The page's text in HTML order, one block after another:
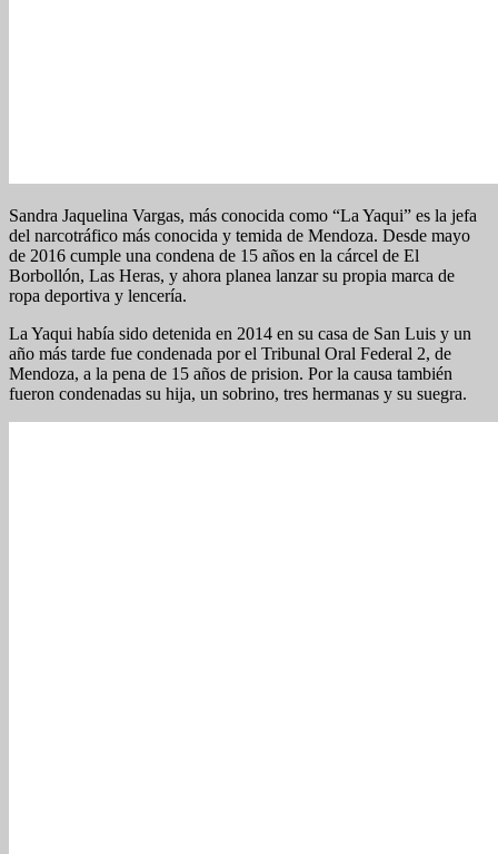
Sandra Jaquelina Vargas, más conocida como “La Yaqui” es la jefa
del narcotráfico más conocida y temida de Mendoza. Desde mayo
de 2016 cumple una condena de 15 años en la cárcel de El
Borbollón, Las Heras, y ahora planea lanzar su propia marca de
ropa deportiva y lencería.
La Yaqui había sido detenida en 2014 en su casa de San Luis y un
año más tarde fue condenada por el Tribunal Oral Federal 2, de
Mendoza, a la pena de 15 años de prision. Por la causa también
fueron condenadas su hija, un sobrino, tres hermanas y su suegra.